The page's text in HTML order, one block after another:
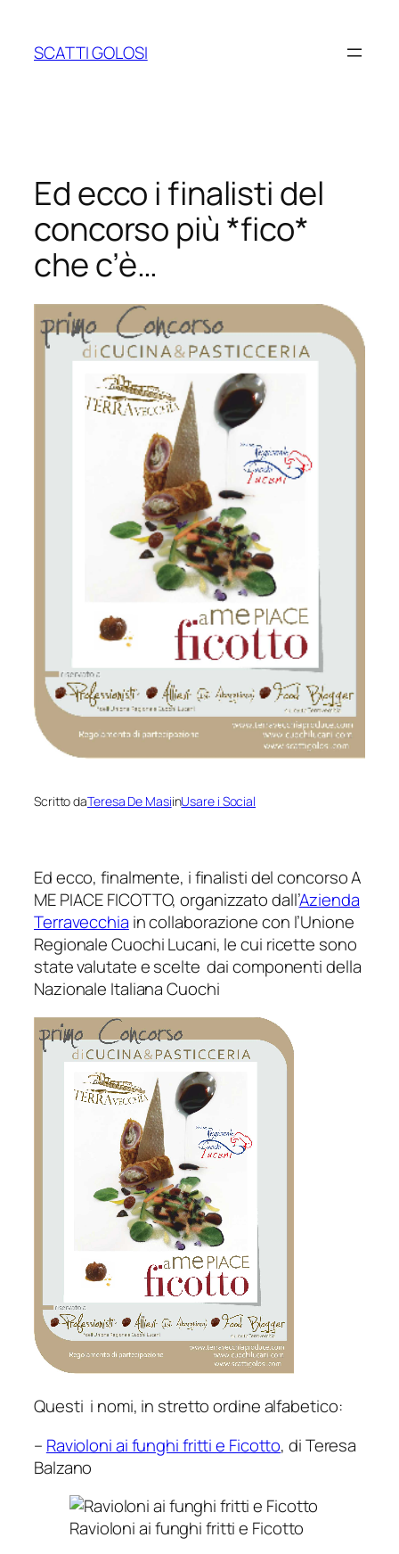
contenuto
SCATTI GOLOSI
Ed ecco i finalisti del
concorso più *fico*
che c’è…
Scritto daTeresa De MasiinUsare i Social
Ed ecco, finalmente, i finalisti del concorso A
ME PIACE FICOTTO, organizzato dall’Azienda
Terravecchia in collaborazione con l’Unione
Regionale Cuochi Lucani, le cui ricette sono
state valutate e scelte dai componenti della
Nazionale Italiana Cuochi
Questi i nomi, in stretto ordine alfabetico:
– Ravioloni ai funghi fritti e Ficotto, di Teresa
Balzano
Ravioloni ai funghi fritti e Ficotto